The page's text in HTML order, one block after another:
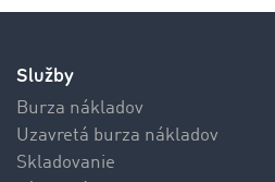
Služby
Burza nákladov
Uzavretá burza nákladov
Skladovanie